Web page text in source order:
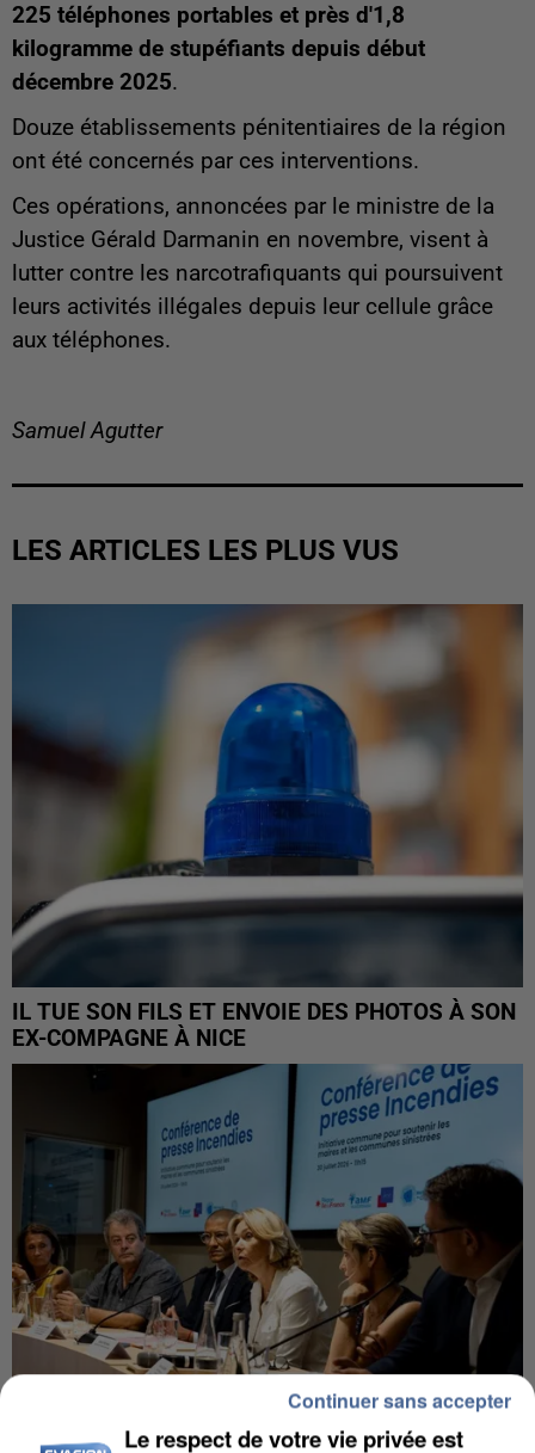
225 téléphones portables et près d'1,8
kilogramme de stupéfiants depuis début
décembre 2025.
Douze établissements pénitentiaires de la région
ont été concernés par ces interventions.
Ces opérations, annoncées par le ministre de la
Justice Gérald Darmanin en novembre, visent à
lutter contre les narcotrafiquants qui poursuivent
leurs activités illégales depuis leur cellule grâce
aux téléphones.
Samuel Agutter
LES ARTICLES LES PLUS VUS
IL TUE SON FILS ET ENVOIE DES PHOTOS À SON
EX-COMPAGNE À NICE
Le respect de votre vie privée est
Continuer sans accepter